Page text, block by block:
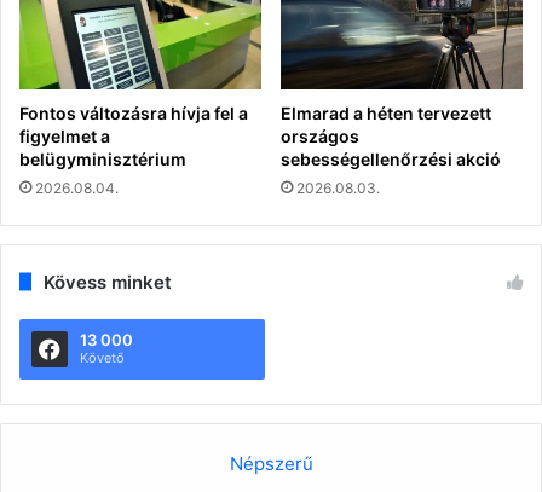
Fontos változásra hívja fel a
figyelmet a
belügyminisztérium
2026.08.04.
Elmarad a héten tervezett
országos
sebességellenőrzési akció
2026.08.03.
Kövess minket
13 000
Követő
Népszerű